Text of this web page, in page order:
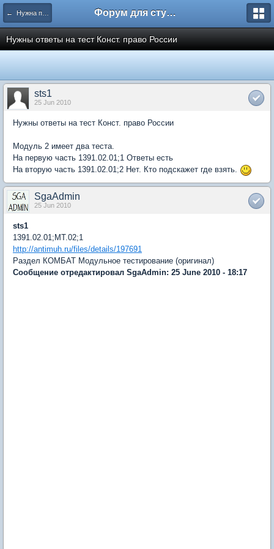
← Нужна помощь Форум для студента СГА
Нужны ответы на тест Конст. право России
sts1
25 Jun 2010
Нужны ответы на тест Конст. право России
Модуль 2 имеет два теста.
На первую часть 1391.02.01;1 Ответы есть
На вторую часть 1391.02.01;2 Нет. Кто подскажет где взять.
SgaAdmin
25 Jun 2010
sts1
1391.02.01;МТ.02;1
http://antimuh.ru/files/details/197691
Раздел КОМБАТ Модульное тестирование (оригинал)
Сообщение отредактировал SgaAdmin: 25 June 2010 - 18:17